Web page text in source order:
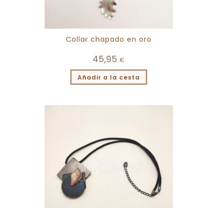
Collar chapado en oro
45,95 €
Añadir a la cesta